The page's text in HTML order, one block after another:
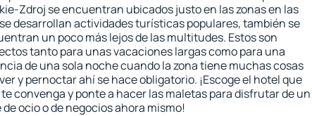
Zdroj se encuentran ubicados justo en las zonas en las
desarrollan actividades turísticas populares, también se
un poco más lejos de las multitudes. Estos son
tanto para unas vacaciones largas como para una
de una sola noche cuando la zona tiene muchas cosas
y pernoctar ahí se hace obligatorio. ¡Escoge el hotel que
convenga y ponte a hacer las maletas para disfrutar de un
de ocio o de negocios ahora mismo!